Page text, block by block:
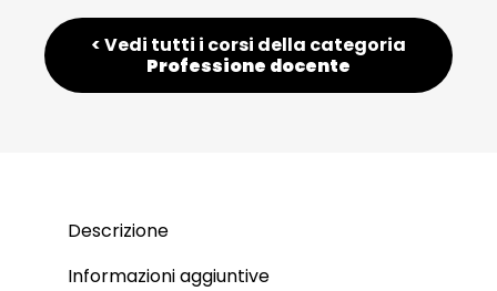
< Vedi tutti i corsi della categoria
Professione docente
Descrizione
Informazioni aggiuntive